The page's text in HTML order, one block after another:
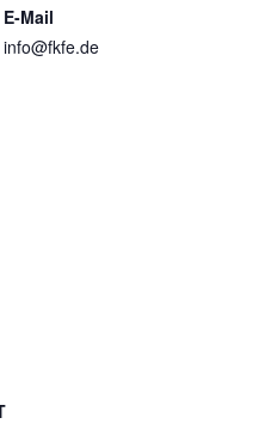
E-Mail
info@fkfe.de